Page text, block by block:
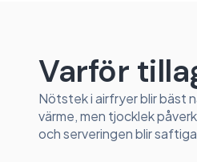
Varför
Nötstek i airfryer blir bäst
värme, men tjocklek
och serveringen blir